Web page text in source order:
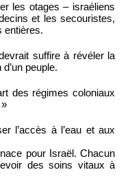
les otages – israéliens
et les secouristes,
entières.
suffire à révéler la
peuple.
des régimes coloniaux
l’accès à l’eau et aux
pour Israël. Chacun
des soins vitaux à